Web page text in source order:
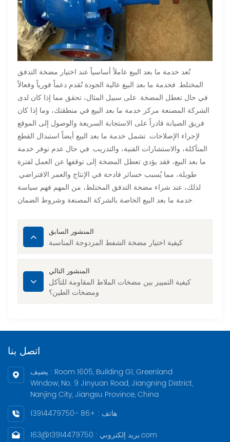
تُعد خدمة ما بعد البيع عاملاً أساسياً عند اختيار مضخة التدفق
المختلط. فخدمة ما بعد البيع عالية الجودة تُقدم دعماً فورياً وفعالاً
في حال تعطل المضخة. على سبيل المثال، تحقق مما إذا كان لدى
الشركة المصنعة مركز خدمة ما بعد البيع في منطقتك، وما إذا كان
فريق الصيانة قادراً على الاستجابة السريعة والوصول إلى الموقع
لإجراء الإصلاحات. تشمل خدمة ما بعد البيع أيضاً استبدال القطع
المتآكلة، والاستشارات الفنية، والتدريب. في حال عدم توفر خدمة
ما بعد البيع، فقد يؤدي تعطل المضخة إلى توقفها عن العمل لفترة
طويلة، مما يُسبب خسائر فادحة في الإنتاج والعمر الافتراضي.
لذلك، عند شراء مضخة التدفق المختلط، من المهم فهم سياسة
خدمة ما بعد البيع الخاصة بالشركة المصنعة وشروط الضمان.
المنشور السابق
كيفية اختيار مضخة الشفط المزدوجة المناسبة
المنشور التالي
كيفية التمييز بين مضخات الملاط المقاومة للتآكل
ومضخات الطين؟
اتصل بنا
يضيف : Room 1605, Building G1, Greenland
Window, No. 9 Jinyuan Road, Jiangning District,
Nanjing City, Jiangsu Province, China
هاتف : +86 -13914479750
بريد إلكتروني : 13914479750@163.com